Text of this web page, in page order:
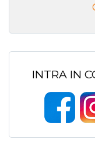
INTRA IN